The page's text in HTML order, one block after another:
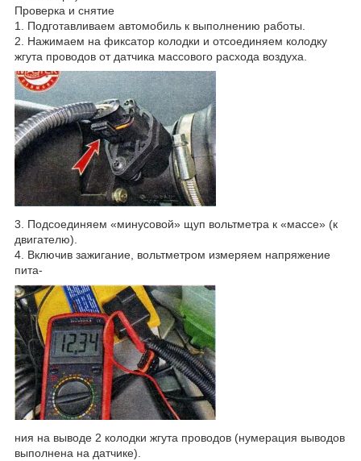
Проверка и снятие
1. Подготавливаем автомобиль к выполнению работы.
2. Нажимаем на фиксатор колодки и отсоединяем колодку
жгута проводов от датчика массового расхода воздуха.
3. Подсоединяем «минусовой» щуп вольтметра к «массе» (к
двигателю).
4. Включив зажигание, вольтметром измеряем напряжение
пита-
ния на выводе 2 колодки жгута проводов (нумерация выводов
выполнена на датчике).